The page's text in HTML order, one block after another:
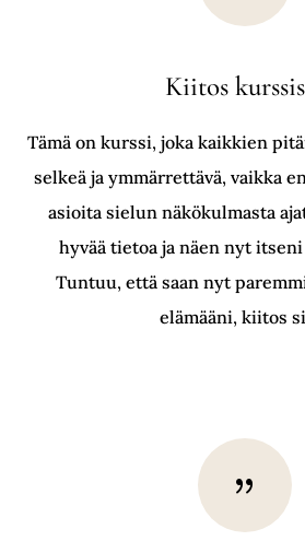
Kiitos
Tämä on kurssi, joka kaikkien
selkeä ja ymmärrettävä, vaikka
asioita sielun näkökulmasta
hyvää tietoa ja näen nyt
Tuntuu, että saan nyt
elämääni, kiitos
{